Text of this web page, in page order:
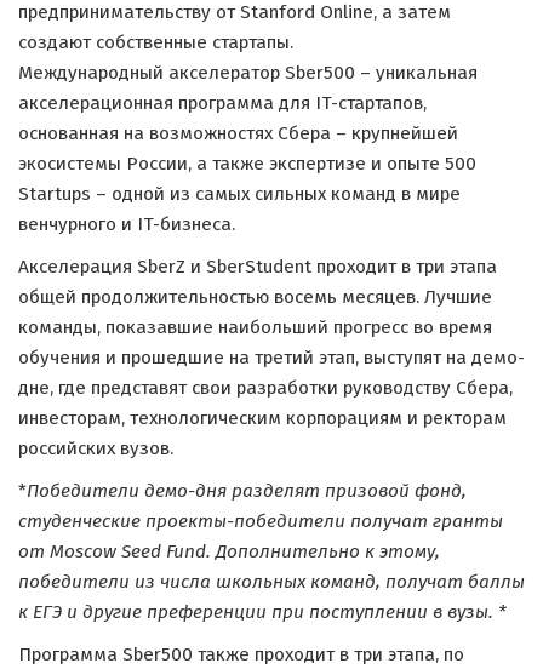
предпринимательству от Stanford Online, а затем
создают собственные стартапы.
Международный акселератор Sber500 – уникальная
акселерационная программа для IT-стартапов,
основанная на возможностях Сбера – крупнейшей
экосистемы России, а также экспертизе и опыте 500
Startups – одной из самых сильных команд в мире
венчурного и IT-бизнеса.
Акселерация SberZ и SberStudent проходит в три этапа
общей продолжительностью восемь месяцев. Лучшие
команды, показавшие наибольший прогресс во время
обучения и прошедшие на третий этап, выступят на демо-
дне, где представят свои разработки руководству Сбера,
инвесторам, технологическим корпорациям и ректорам
российских вузов.
*Победители демо-дня разделят призовой фонд,
студенческие проекты-победители получат гранты
от Moscow Seed Fund. Дополнительно к этому,
победители из числа школьных команд, получат баллы
к ЕГЭ и другие преференции при поступлении в вузы. *
Программа Sber500 также проходит в три этапа, по